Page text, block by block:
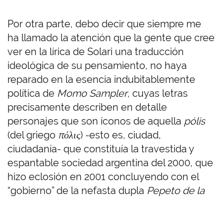
Por otra parte, debo decir que siempre me
ha llamado la atención que la gente que cree
ver en la lírica de Solari una traducción
ideológica de su pensamiento, no haya
reparado en la esencia indubitablemente
política de Momo Sampler, cuyas letras
precisamente describen en detalle
personajes que son íconos de aquella pólis
(del griego πόλις) -esto es, ciudad,
ciudadanía- que constituía la travestida y
espantable sociedad argentina del 2000, que
hizo eclosión en 2001 concluyendo con el
“gobierno” de la nefasta dupla Pepeto de la